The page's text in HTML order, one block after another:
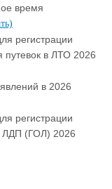
время
регистрации
путевок в ЛТО 2026
в 2026
регистрации
ЛДП (ГОЛ) 2026